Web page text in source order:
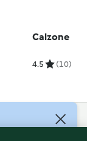
Calzone
4.5 (10)